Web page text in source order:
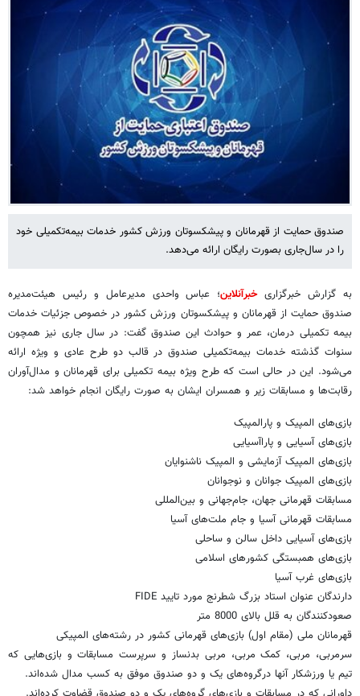
صندوق حمایت از قهرمانان و پیشکسوتان ورزش کشور خدمات بیمه‌تکمیلی خود
را در سال‌جاری بصورت رایگان ارائه می‌دهد.
به گزارش خبرگزاریخبرآنلاین؛ عباس واحدی مدیرعامل و رئیس هیئت‌مدیره
صندوق حمایت از قهرمانان و پیشکسوتان ورزش کشور در خصوص جزئیات خدمات
بیمه‌ تکمیلی درمان، عمر و حوادث این صندوق گفت: در سال‌ جاری نیز همچون
سنوات گذشته خدمات بیمه‌تکمیلی صندوق در قالب دو طرح عادی و ویژه ارائه
می‌شود. این در حالی است که طرح ویژه بیمه‌ تکمیلی برای قهرمانان و مدال‌آوران
رقابت‌ها و مسابقات زیر و همسران ایشان به صورت رایگان انجام خواهد شد:
بازی‌های المپیک و پارالمپیک
بازی‌های آسیایی و پاراآسیایی
بازی‌های المپیک آزمایشی و المپیک ناشنوایان
بازی‌های المپیک جوانان و نوجوانان
مسابقات قهرمانی جهان، جام‌جهانی و بین‌المللی
مسابقات قهرمانی آسیا و جام ملت‌های آسیا
بازی‌های آسیایی داخل سالن و ساحلی
بازی‌های همبستگی کشورهای اسلامی
بازی‌های غرب آسیا
دارندگان عنوان استاد بزرگ شطرنج مورد تایید FIDE
صعودکنندگان به قلل بالای 8000 متر
قهرمانان ملی (مقام اول) بازی‌های قهرمانی کشور در رشته‌های المپیکی
سرمربی، مربی، کمک مربی، مربی بدنساز و سرپرست مسابقات و بازی‌هایی که
تیم یا ورزشکار آنها درگروه‌های یک و دو صندوق موفق به کسب مدال شده‌اند.